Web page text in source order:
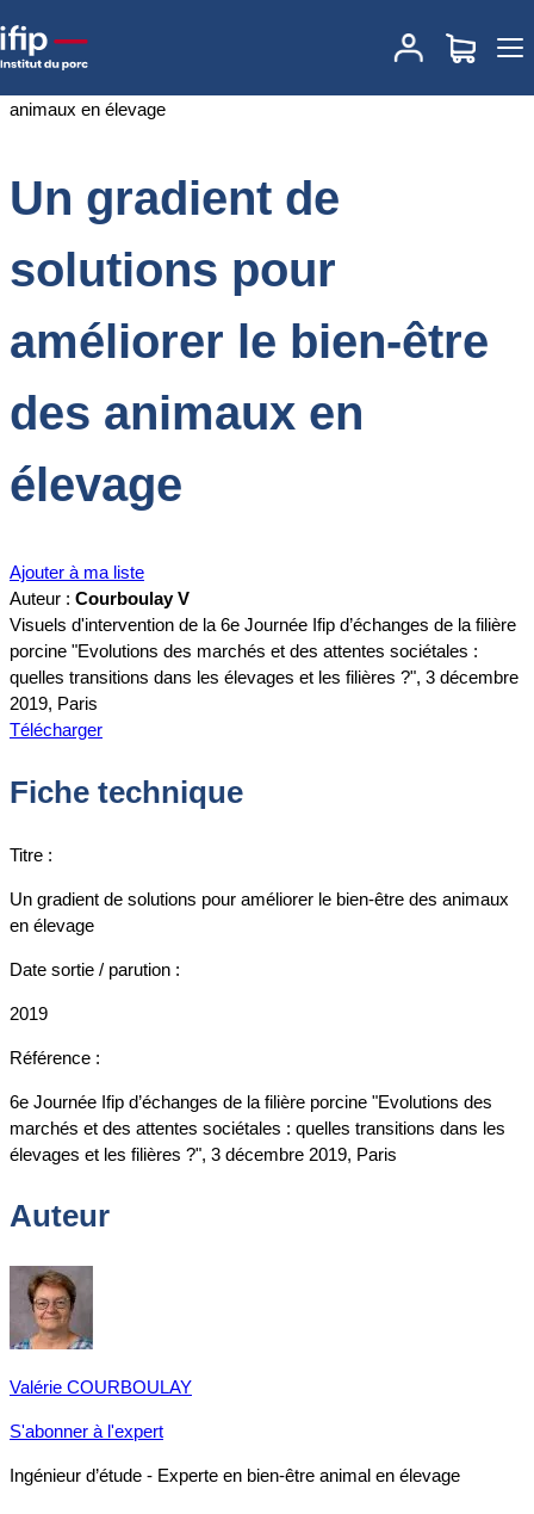
Accueil
Un gradient de solutions pour améliorer
le bien-être des animaux en élevage
Un gradient de
solutions pour
améliorer le bien-être
des animaux en
élevage
Ajouter à ma liste
Auteur : Courboulay V
Visuels d'intervention de la 6e Journée Ifip d’échanges de la filière
porcine "Evolutions des marchés et des attentes sociétales :
quelles transitions dans les élevages et les filières ?", 3 décembre
2019, Paris
Télécharger
Fiche technique
Titre :
Un gradient de solutions pour améliorer le bien-être des animaux
en élevage
Date sortie / parution :
2019
Référence :
6e Journée Ifip d’échanges de la filière porcine "Evolutions des
marchés et des attentes sociétales : quelles transitions dans les
élevages et les filières ?", 3 décembre 2019, Paris
Auteur
Valérie COURBOULAY
S'abonner à l'expert
Ingénieur d’étude - Experte en bien-être animal en élevage